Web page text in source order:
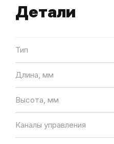
Детали
Тип
Длина, мм
Высота, мм
Каналы управления